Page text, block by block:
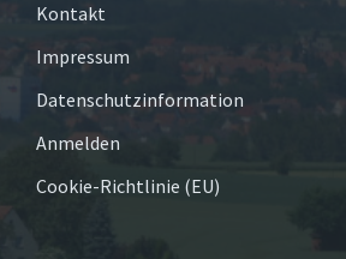
Kontakt
Impressum
Datenschutzinformation
Anmelden
Cookie-Richtlinie (EU)